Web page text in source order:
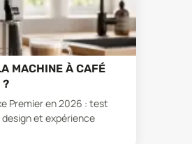
MACHINE À CAFÉ
?
Premier en 2026 : test
et expérience